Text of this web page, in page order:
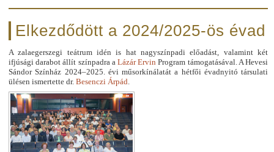
Elkezdődött a 2024/2025-ös évad
A zalaegerszegi teátrum idén is hat nagyszínpadi előadást, valamint két
ifjúsági darabot állít színpadra a Lázár Ervin Program támogatásával. A Hevesi
Sándor Színház 2024–2025. évi műsorkínálatát a hétfői évadnyitó társulati
ülésen ismertette dr. Besenczi Árpád